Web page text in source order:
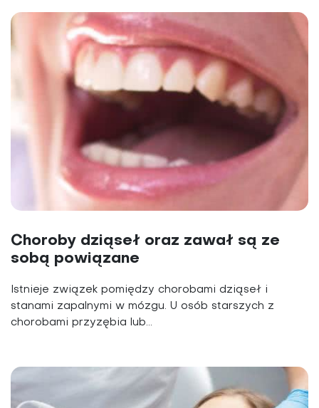
Choroby dziąseł oraz zawał są ze
sobą powiązane
Istnieje związek pomiędzy chorobami dziąseł i
stanami zapalnymi w mózgu. U osób starszych z
chorobami przyzębia lub...